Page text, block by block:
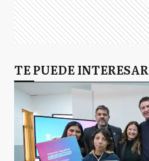
TE PUEDE INTERESAR